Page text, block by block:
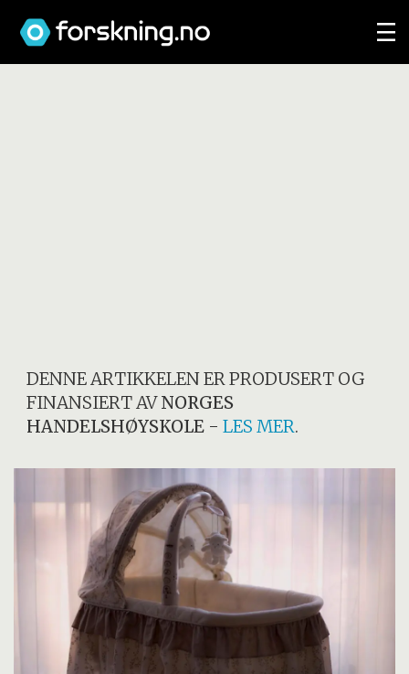
DENNE ARTIKKELEN ER PRODUSERT OG
FINANSIERT AVNORGES
HANDELSHØYSKOLE -LES MER.